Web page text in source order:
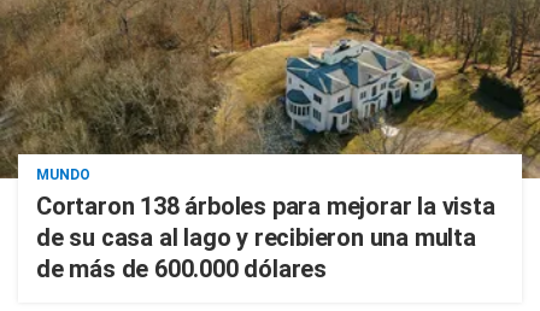
MUNDO
Cortaron 138 árboles para mejorar la vista
de su casa al lago y recibieron una multa
de más de 600.000 dólares